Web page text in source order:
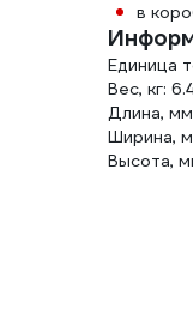
в
Единица
Вес, кг:
Длина,
Ширина,
Высота,